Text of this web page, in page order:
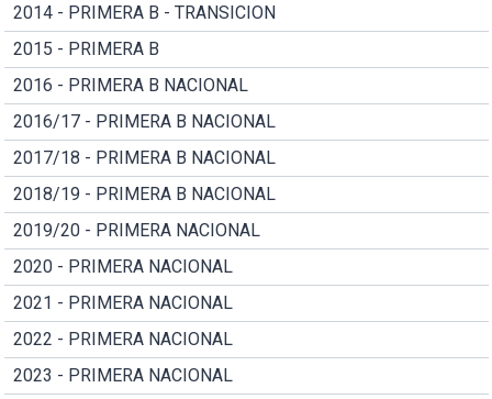
2014 - PRIMERA B - TRANSICION
2015 - PRIMERA B
2016 - PRIMERA B NACIONAL
2016/17 - PRIMERA B NACIONAL
2017/18 - PRIMERA B NACIONAL
2018/19 - PRIMERA B NACIONAL
2019/20 - PRIMERA NACIONAL
2020 - PRIMERA NACIONAL
2021 - PRIMERA NACIONAL
2022 - PRIMERA NACIONAL
2023 - PRIMERA NACIONAL